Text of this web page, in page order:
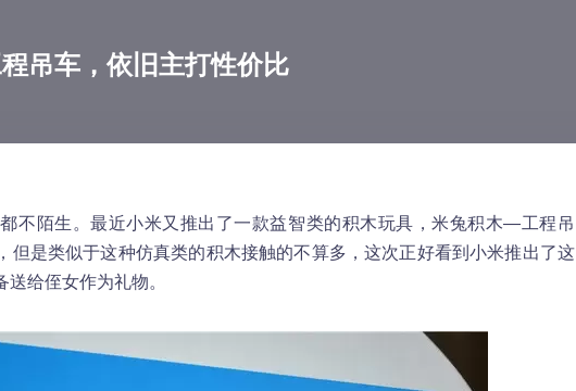
吊车，依旧主打性价比
不陌生。最近小米又推出了一款益智类的积木玩具，米兔积木—工程吊
但是类似于这种仿真类的积木接触的不算多，这次正好看到小米推出了这
给侄女作为礼物。